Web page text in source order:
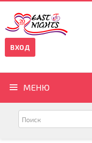
ВХОД
МЕНЮ